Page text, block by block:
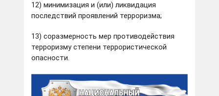
12) минимизация и (или) ликвидация
последствий проявлений терроризма;
13) соразмерность мер противодействия
терроризму степени террористической
опасности.